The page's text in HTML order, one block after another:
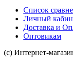
Список
Личный
Доставка и
Оптовикам
(с) Интернет-